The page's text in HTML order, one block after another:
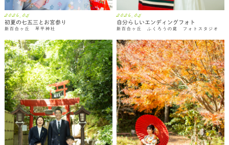
2026.05
初夏の七五三とお宮参り
新百合ヶ丘 琴平神社
2026.05
自分らしいエンディングフォト
新百合ヶ丘 ふくろうの庭 フォトスタジオ